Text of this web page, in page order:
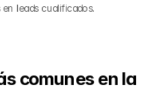
leads cualificados.
comunes en la